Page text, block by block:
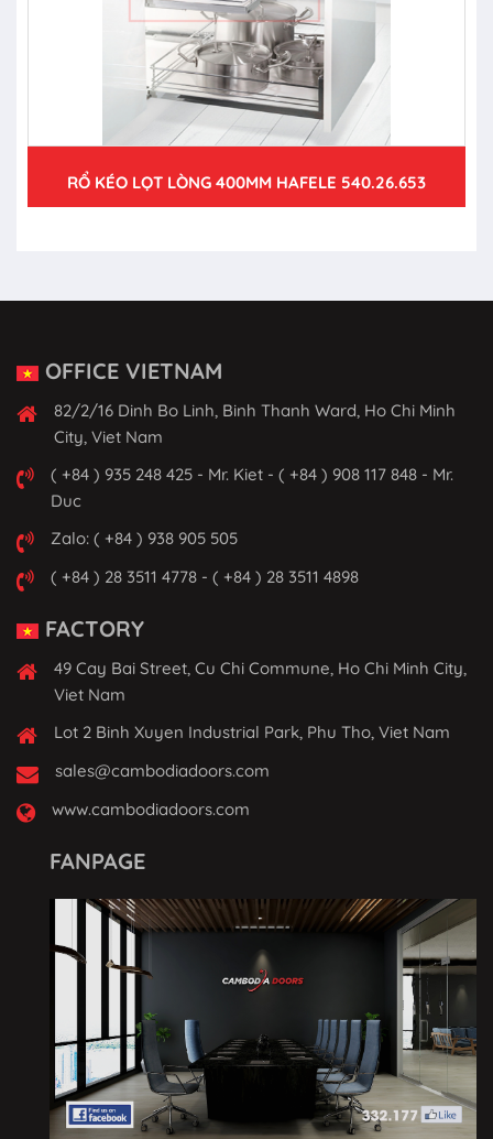
RỔ KÉO LỌT LÒNG 400MM HAFELE 540.26.653
OFFICE VIETNAM
82/2/16 Dinh Bo Linh, Binh Thanh Ward, Ho Chi Minh
City, Viet Nam
( +84 ) 935 248 425 - Mr. Kiet - ( +84 ) 908 117 848 - Mr.
Duc
Zalo: ( +84 ) 938 905 505
( +84 ) 28 3511 4778 - ( +84 ) 28 3511 4898
FACTORY
49 Cay Bai Street, Cu Chi Commune, Ho Chi Minh City,
Viet Nam
Lot 2 Binh Xuyen Industrial Park, Phu Tho, Viet Nam
sales@cambodiadoors.com
www.cambodiadoors.com
FANPAGE